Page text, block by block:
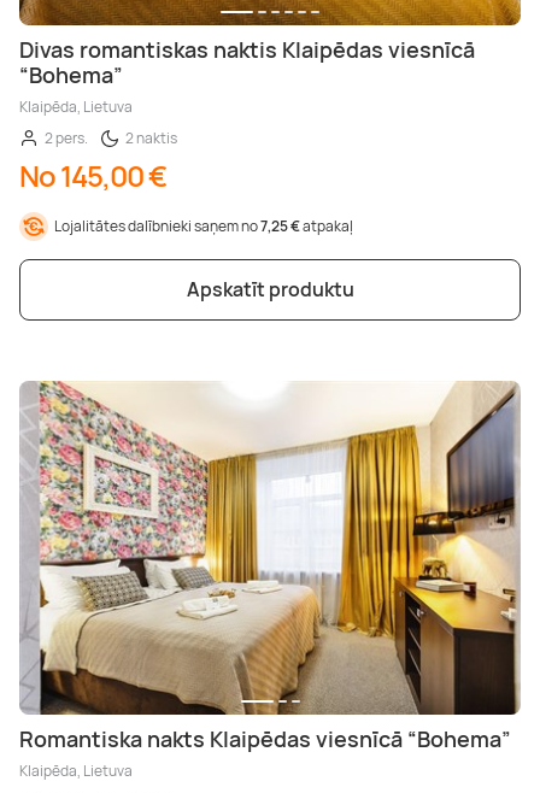
Divas romantiskas naktis Klaipēdas viesnīcā
“Bohema”
Klaipēda, Lietuva
2 pers.
2 naktis
No 145,00 €
Lojalitātes dalībnieki saņem no7,25 €atpakaļ
Apskatīt produktu
Romantiska nakts Klaipēdas viesnīcā “Bohema”
Klaipēda, Lietuva